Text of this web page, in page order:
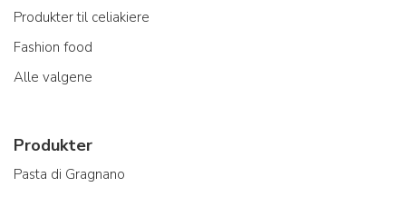
Produkter til celiakiere
Fashion food
Alle valgene
Produkter
Pasta di Gragnano